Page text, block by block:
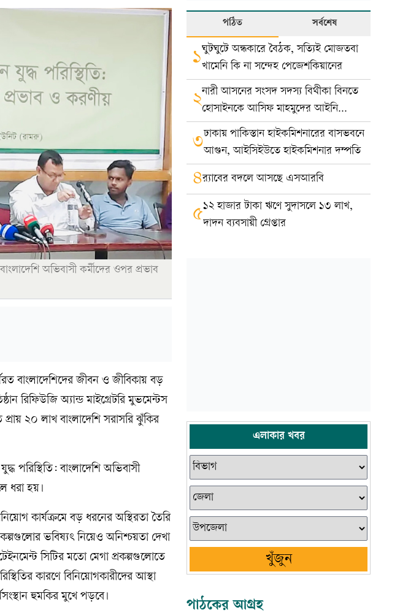
অভিবাসী কর্মীদের ওপর প্রভাব
বাংলাদেশিদের জীবন ও জীবিকায় বড়
রিফিউজি অ্যান্ড মাইগ্রেটরি মুভমেন্টস
২০ লাখ বাংলাদেশি সরাসরি ঝুঁকির
পরিস্থিতি: বাংলাদেশি অভিবাসী
ধরা হয়।
কার্যক্রমে বড় ধরনের অস্থিরতা তৈরি
ভবিষ্যৎ নিয়েও অনিশ্চয়তা দেখা
সিটির মতো মেগা প্রকল্পগুলোতে
কারণে বিনিয়োগকারীদের আস্থা
হুমকির মুখে পড়বে।
পঠিত সর্বশেষ
১ঘুটঘুটে অন্ধকারে বৈঠক, সত্যিই মোজতবা
খামেনি কি না সন্দেহ পেজেশকিয়ানের
২নারী আসনের সংসদ সদস্য বিথীকা বিনতে
হোসাইনকে আসিফ মাহমুদের আইনি
নোটিশ
৩ঢাকায় পাকিস্তান হাইকমিশনারের বাসভবনে
আগুন, আইসিইউতে হাইকমিশনার দম্পতি
৪র‍্যাবের বদলে আসছে এসআরবি
৫১২ হাজার টাকা ঋণে সুদাসলে ১৩ লাখ,
দাদন ব্যবসায়ী গ্রেপ্তার
এলাকার খবর
খুঁজুন
পাঠকের আগ্রহ